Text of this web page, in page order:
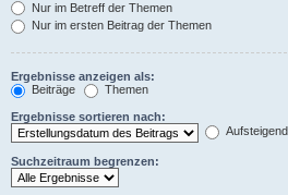
Nur im Betreff der Themen
Nur im ersten Beitrag der Themen
Ergebnisse anzeigen als:
Beiträge
Themen
Ergebnisse sortieren nach:
Aufsteigend
Suchzeitraum begrenzen: